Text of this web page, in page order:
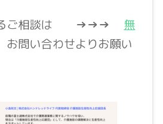
ご相談は →→→ 無
お問い合わせよりお願い